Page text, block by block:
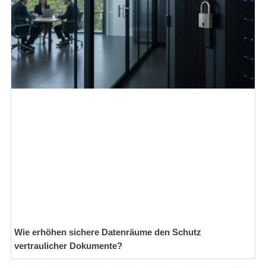
Wie erhöhen sichere Datenräume den Schutz
vertraulicher Dokumente?